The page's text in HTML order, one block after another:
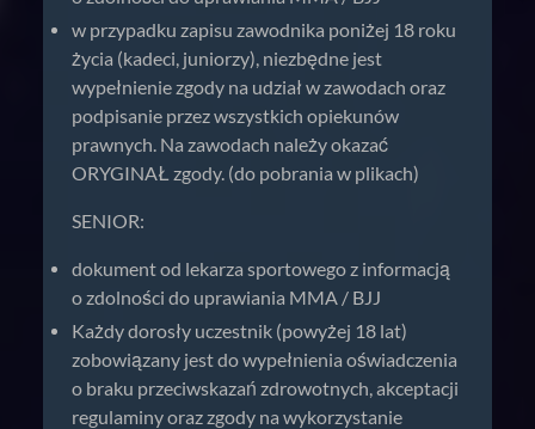
w przypadku zapisu zawodnika poniżej 18 roku
życia (kadeci, juniorzy), niezbędne jest
wypełnienie zgody na udział w zawodach oraz
podpisanie przez wszystkich opiekunów
prawnych. Na zawodach należy okazać
ORYGINAŁ zgody. (do pobrania w plikach)
SENIOR:
dokument od lekarza sportowego z informacją
o zdolności do uprawiania MMA / BJJ
Każdy dorosły uczestnik (powyżej 18 lat)
zobowiązany jest do wypełnienia oświadczenia
o braku przeciwskazań zdrowotnych, akceptacji
regulaminy oraz zgody na wykorzystanie